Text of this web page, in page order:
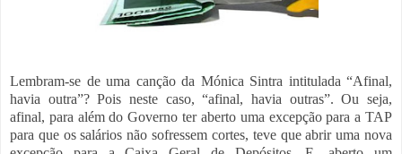
Lembram-se de uma canção da Mónica Sintra intitulada “Afinal,
havia outra”? Pois neste caso, “afinal, havia outras”. Ou seja,
afinal, para além do Governo ter aberto uma excepção para a TAP
para que os salários não sofressem cortes, teve que abrir uma nova